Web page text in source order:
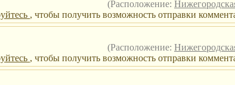
(Расположение:
, чтобы получить возможность отправки
(Расположение:
, чтобы получить возможность отправки